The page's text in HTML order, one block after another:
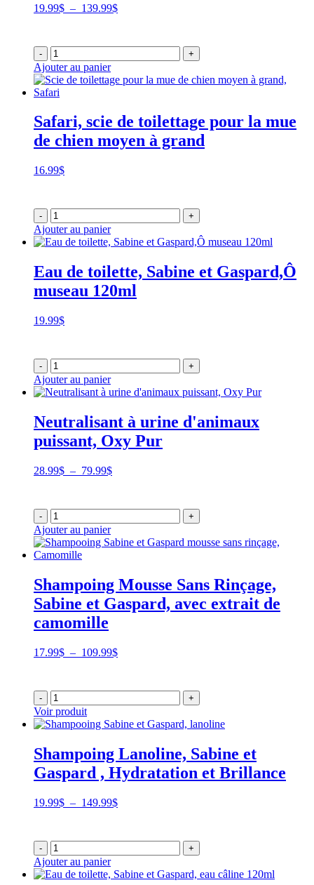
19.99$ – 139.99$Plage
19.99$
à
- +
Ajouter au panier
Safari, scie de toilettage pour la mue
de chien moyen à grand
16.99$
- +
Ajouter au panier
Eau de toilette, Sabine et Gaspard,Ô
museau 120ml
19.99$
- +
Ajouter au panier
Neutralisant à urine d'animaux
puissant, Oxy Pur
28.99$ – 79.99$Plage
28.99$
à
- +
Ajouter au panier
Shampoing Mousse Sans Rinçage,
Sabine et Gaspard, avec extrait de
camomille
17.99$ – 109.99$Plage
17.99$
à
- +
Voir produit
Shampoing Lanoline, Sabine et
Gaspard , Hydratation et Brillance
19.99$ – 149.99$Plage
19.99$
à
- +
Ajouter au panier